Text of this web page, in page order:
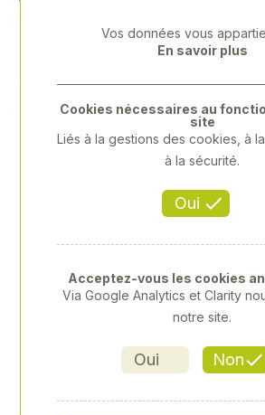
Vos données vous
En savoir plus
Oui
Cookies nécessaires au
site
Liés à la gestions des cookies, à
à la sécurité.
Oui Non
Acceptez-vous les cookies
Via Google Analytics et Clarity
notre site.